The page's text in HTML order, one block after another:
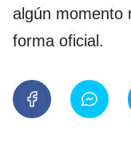
algún momento
forma oficial.